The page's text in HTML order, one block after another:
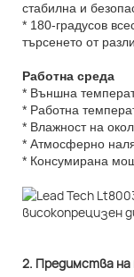
стабилна и
* 180-градусов
търсенето от
Работна среда
* Външна
* Работна
* Влажност на
* Атмосферно
* Консумирана
2. Предимства на